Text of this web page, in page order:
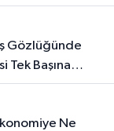
Tek Başına